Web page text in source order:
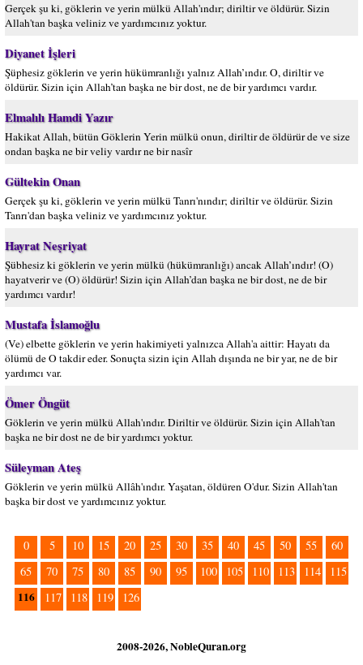
Gerçek şu ki, göklerin ve yerin mülkü Allah'ındır; diriltir ve öldürür. Sizin
Allah'tan başka veliniz ve yardımcınız yoktur.
Diyanet İşleri
Şüphesiz göklerin ve yerin hükümranlığı yalnız Allah’ındır. O, diriltir ve
öldürür. Sizin için Allah’tan başka ne bir dost, ne de bir yardımcı vardır.
Elmalılı Hamdi Yazır
Hakikat Allah, bütün Göklerin Yerin mülkü onun, diriltir de öldürür de ve size
ondan başka ne bir veliy vardır ne bir nasîr
Gültekin Onan
Gerçek şu ki, göklerin ve yerin mülkü Tanrı'nındır; diriltir ve öldürür. Sizin
Tanrı'dan başka veliniz ve yardımcınız yoktur.
Hayrat Neşriyat
Şübhesiz ki göklerin ve yerin mülkü (hükümranlığı) ancak Allah’ındır! (O)
hayatverir ve (O) öldürür! Sizin için Allah’dan başka ne bir dost, ne de bir
yardımcı vardır!
Mustafa İslamoğlu
(Ve) elbette göklerin ve yerin hakimiyeti yalnızca Allah'a aittir: Hayatı da
ölümü de O takdir eder. Sonuçta sizin için Allah dışında ne bir yar, ne de bir
yardımcı var.
Ömer Öngüt
Göklerin ve yerin mülkü Allah'ındır. Diriltir ve öldürür. Sizin için Allah'tan
başka ne bir dost ne de bir yardımcı yoktur.
Süleyman Ateş
Göklerin ve yerin mülkü Allâh'ındır. Yaşatan, öldüren O'dur. Sizin Allah'tan
başka bir dost ve yardımcınız yoktur.
0 5 10 15 20 25 30 35 40 45 50 55
60
65
70 75 80 85 90 95 100 105 110 113 114 115
116 117 118 119 126
2008-2026, NobleQuran.org